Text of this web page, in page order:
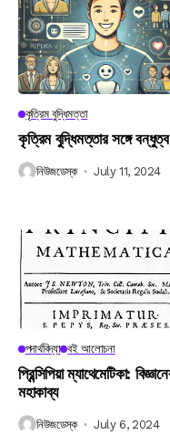
কৃত্রিম বুদ্ধিমত্তা
কৃত্রিম বুদ্ধিমত্তার সঙ্গে
নিউজডেস্ক July 11, 2024
পদার্থবিদ্যা বই আলোচনা
প্রিন্সিপিয়া ম্যাথেমেটিকা:
মহাকাব্য
নিউজডেস্ক July 6, 2024